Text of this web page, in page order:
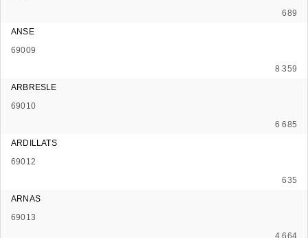
689
ANSE
69009
8 359
ARBRESLE
69010
6 685
ARDILLATS
69012
635
ARNAS
69013
4 664